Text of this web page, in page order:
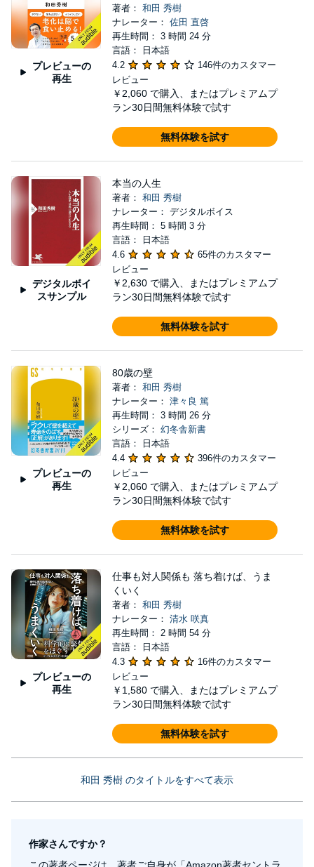
プレビューの
再生
著者： 和田 秀樹
ナレーター： 佐田 直啓
再生時間： 3 時間 24 分
言語： 日本語
4.2
146件のカスタマー
レビュー
￥2,060 で購入、またはプレミアムプ
ラン30日間無料体験で試す
無料体験を試す
デジタルボイ
スサンプル
本当の人生
著者： 和田 秀樹
ナレーター： デジタルボイス
再生時間： 5 時間 3 分
言語： 日本語
4.6
65件のカスタマー
レビュー
￥2,630 で購入、またはプレミアムプ
ラン30日間無料体験で試す
無料体験を試す
プレビューの
再生
80歳の壁
著者： 和田 秀樹
ナレーター： 津々良 篤
再生時間： 3 時間 26 分
シリーズ： 幻冬舎新書
言語： 日本語
4.4
396件のカスタマー
レビュー
￥2,060 で購入、またはプレミアムプ
ラン30日間無料体験で試す
無料体験を試す
プレビューの
再生
仕事も対人関係も 落ち着けば、うま
くいく
著者： 和田 秀樹
ナレーター： 清水 咲真
再生時間： 2 時間 54 分
言語： 日本語
4.3
16件のカスタマー
レビュー
￥1,580 で購入、またはプレミアムプ
ラン30日間無料体験で試す
無料体験を試す
和田 秀樹 のタイトルをすべて表示
作家さんですか？